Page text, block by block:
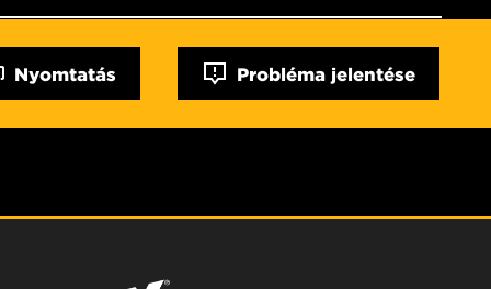
Nyomtatás Probléma jelentése